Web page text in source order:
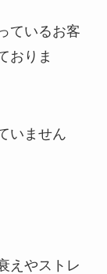
ているお客
おりま
いません
えやストレ